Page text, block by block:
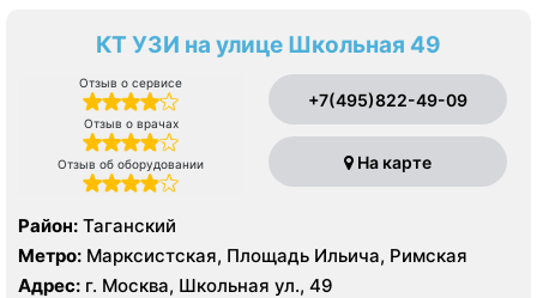
КТ УЗИ на улице Школьная 49
Отзыв о сервисе
Отзыв о врачах
Отзыв об оборудовании
+7(495)822-49-09
На карте
Район: Таганский
Метро: Марксистская, Площадь Ильича, Римская
Адрес: г. Москва, Школьная ул., 49